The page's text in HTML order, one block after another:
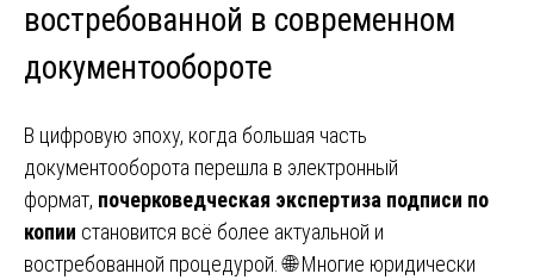
востребованной в современном
документообороте
В цифровую эпоху, когда большая часть
документооборота перешла в электронный
формат, почерковедческая экспертиза подписи по
копии становится всё более актуальной и
востребованной процедурой. 🌐 Многие юридически